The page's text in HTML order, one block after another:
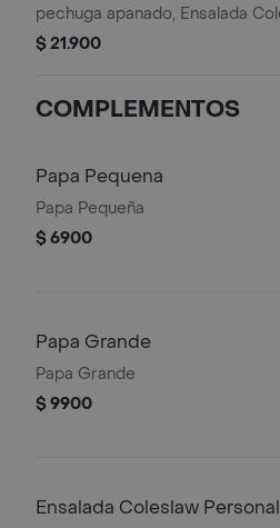
pechuga apanado, Ensalada Coleslaw,
BBQ y mantequilla)
$ 21.900
COMPLEMENTOS
Papa Pequena
Papa Pequeña
$ 6900
Papa Grande
Papa Grande
$ 9900
Ensalada Coleslaw Personal